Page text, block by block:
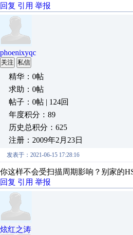
回复 引用 举报
phoenixyqc
关注 私信
精华：0帖
求助：0帖
帖子：0帖 | 124回
年度积分：89
历史总积分：625
注册：2009年2月23日
发表于：2021-06-15 17:28:16
你这样不会受扫描周期影响？别家的
回复 引用 举报
炫红之涛